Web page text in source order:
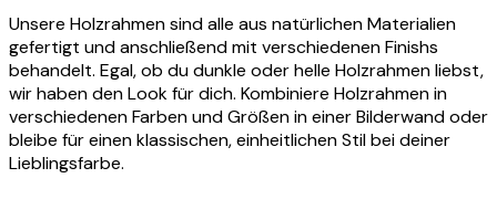
Unsere Holzrahmen sind alle aus natürlichen Materialien
gefertigt und anschließend mit verschiedenen Finishs
behandelt. Egal, ob du dunkle oder helle Holzrahmen liebst,
wir haben den Look für dich. Kombiniere Holzrahmen in
verschiedenen Farben und Größen in einer Bilderwand oder
bleibe für einen klassischen, einheitlichen Stil bei deiner
Lieblingsfarbe.